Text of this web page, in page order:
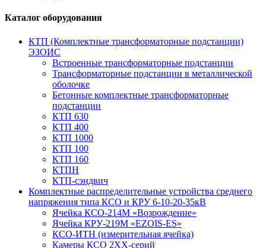
Каталог оборудования
КТП (Комплектные трансформаторные подстанции)
ЭЗОИС
Встроенные трансформаторные подстанции
Трансформаторные подстанции в металлической
оболочке
Бетонные комплектные трансформаторные
подстанции
КТП 630
КТП 400
КТП 1000
КТП 100
КТП 160
КТПН
КТП-сэндвич
Комплектные распределительные устройства среднего
напряжения типа КСО и КРУ 6-10-20-35кВ
Ячейка КСО-214М «Возрождение»
Ячейка КРУ-219М «EZOIS-ES»
КСО-ИТН (измерительная ячейка)
Камеры КСО 2ХХ-серий